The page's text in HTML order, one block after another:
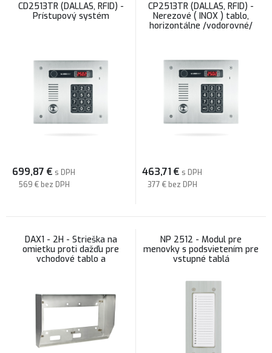
CD2513TR (DALLAS, RFID) -
Prístupový systém
699,87 € s DPH
569 € bez DPH
CP2513TR (DALLAS, RFID) -
Nerezové ( INOX ) tablo,
horizontálne /vodorovné/
463,71 € s DPH
377 € bez DPH
DAX1 - 2H - Strieška na
omietku proti dažďu pre
vchodové tablo a
NP 2512 - Modul pre
menovky s podsvietením pre
vstupné tablá